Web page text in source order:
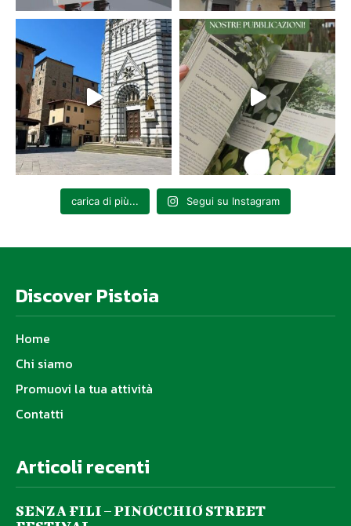
carica di più... Segui su Instagram
Discover Pistoia
Home
Chi siamo
Promuovi la tua attività
Contatti
Articoli recenti
SENZA FILI – PINOCCHIO STREET